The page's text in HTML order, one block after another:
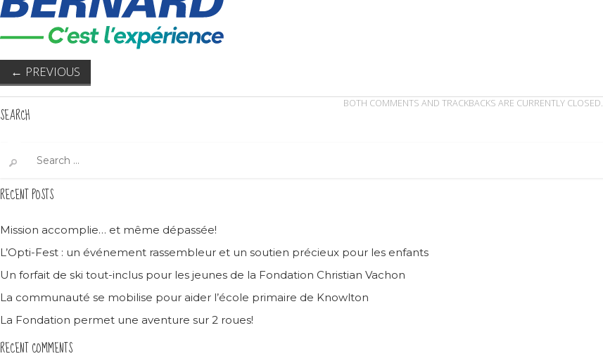
← PREVIOUS
BOTH COMMENTS AND TRACKBACKS ARE CURRENTLY CLOSED.
SEARCH
for:
RECENT POSTS
Mission accomplie… et même dépassée!
L’Opti-Fest : un événement rassembleur et un soutien précieux pour les enfants
Un forfait de ski tout-inclus pour les jeunes de la Fondation Christian Vachon
La communauté se mobilise pour aider l’école primaire de Knowlton
La Fondation permet une aventure sur 2 roues!
RECENT COMMENTS